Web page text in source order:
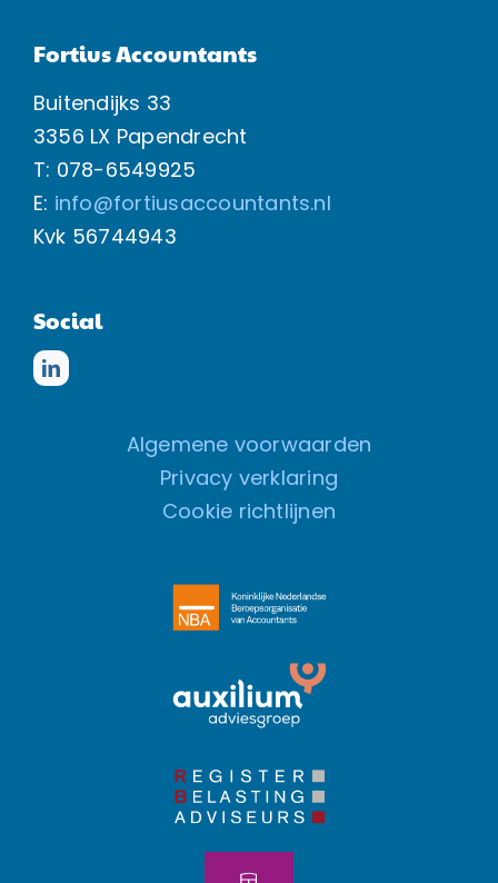
Fortius Accountants
Buitendijks 33
3356 LX Papendrecht
T: 078-6549925
E: info@fortiusaccountants.nl
Kvk 56744943
Social
Algemene voorwaarden
Privacy verklaring
Cookie richtlijnen